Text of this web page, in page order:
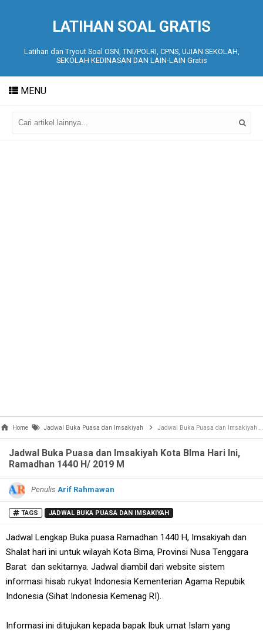
LATIHAN SOAL GRATIS
Latihan dan Tryout Soal OSN, TNI/POLRI, CPNS, UJIAN SEKOLAH,
SEKOLAH KEDINASAN DAN LAIN-LAIN Gratis
MENU
Home Jadwal Buka Puasa dan Imsakiyah Jadwal Buka Puasa dan Imsakiyah Kota BIma Hari Ini, Ramadhan 1440 H/ 2019 M
Jadwal Buka Puasa dan Imsakiyah Kota BIma Hari Ini,
Ramadhan 1440 H/ 2019 M
Penulis Arif Rahmawan
TAGS JADWAL BUKA PUASA DAN IMSAKIYAH
Jadwal Lengkap Buka puasa Ramadhan 1440 H, Imsakiyah dan
Shalat hari ini untuk wilayah Kota Bima, Provinsi Nusa Tenggara
Barat dan sekitarnya. Jadwal diambil dari website sistem
informasi hisab rukyat Indonesia Kementerian Agama Repubik
Indonesia (Sihat Indonesia Kemenag RI).
Informasi ini ditujukan kepada bapak Ibuk umat Islam yang